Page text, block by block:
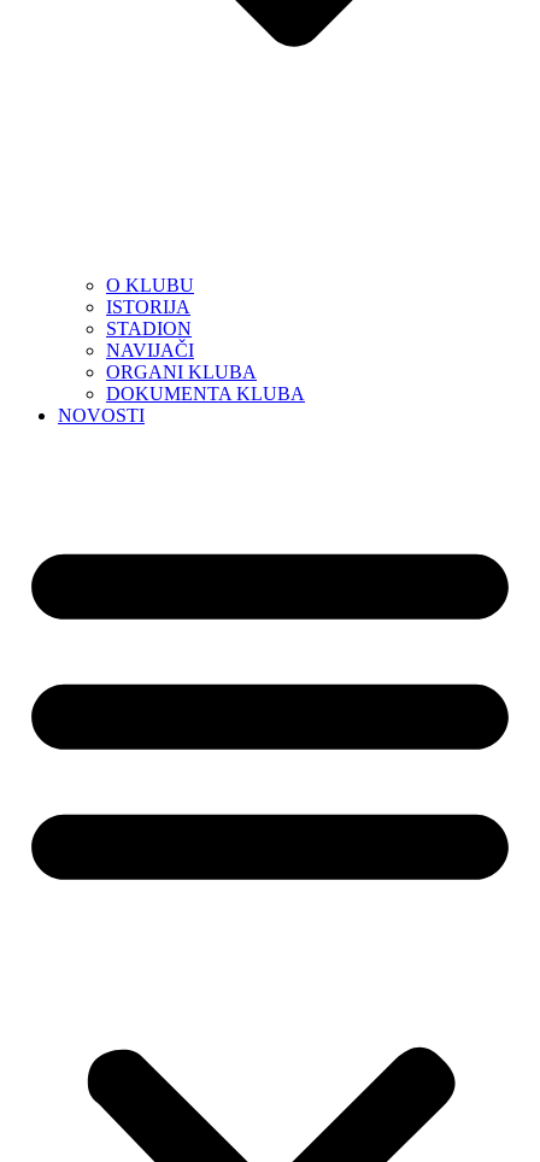
O KLUBU
ISTORIJA
STADION
NAVIJAČI
ORGANI KLUBA
DOKUMENTA KLUBA
NOVOSTI